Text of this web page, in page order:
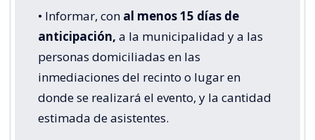
• Informar, con al menos 15 días de
anticipación, a la municipalidad y a las
personas domiciliadas en las
inmediaciones del recinto o lugar en
donde se realizará el evento, y la cantidad
estimada de asistentes.